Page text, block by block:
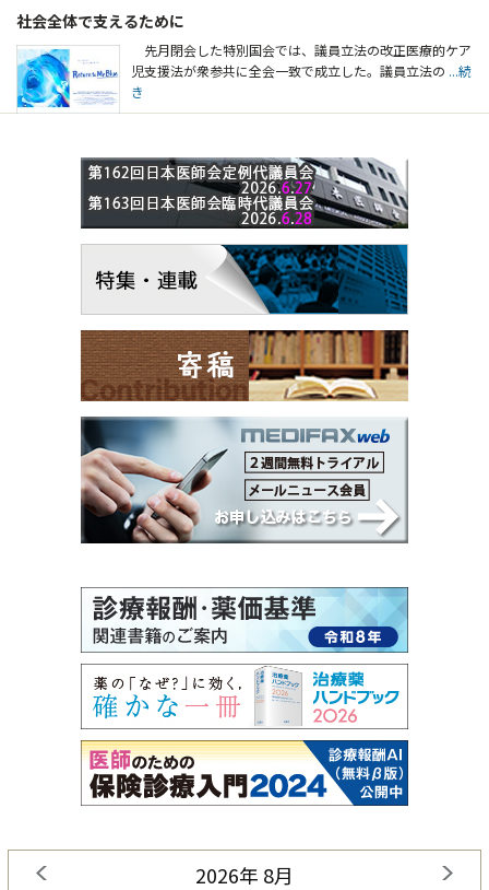
社会全体で支えるために
先月閉会した特別国会では、議員立法の改正医療的ケア
児支援法が衆参共に全会一致で成立した。議員立法の ...続
き
2026年 8月